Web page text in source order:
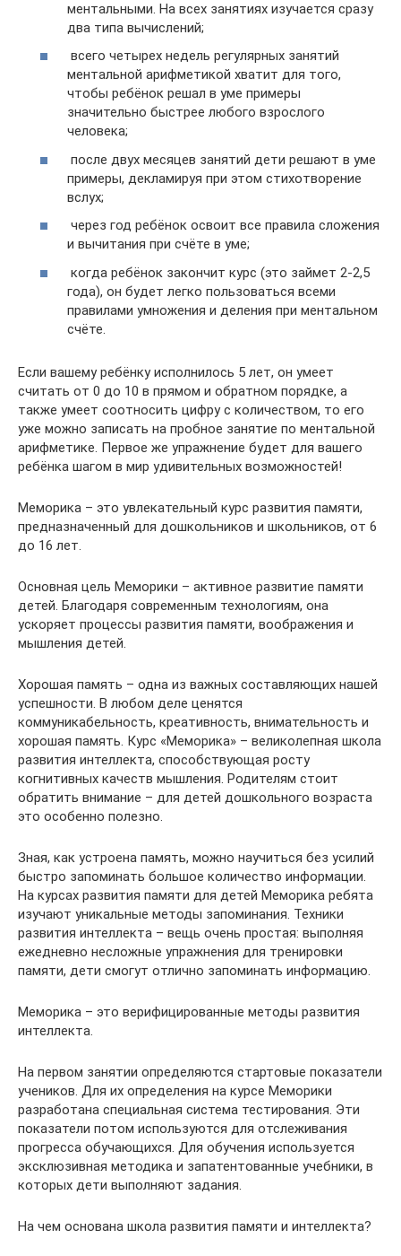
ментальными. На всех занятиях изучается сразу
два типа вычислений;
всего четырех недель регулярных занятий
ментальной арифметикой хватит для того,
чтобы ребёнок решал в уме примеры
значительно быстрее любого взрослого
человека;
после двух месяцев занятий дети решают в уме
примеры, декламируя при этом стихотворение
вслух;
через год ребёнок освоит все правила сложения
и вычитания при счёте в уме;
когда ребёнок закончит курс (это займет 2-2,5
года), он будет легко пользоваться всеми
правилами умножения и деления при ментальном
счёте.
Если вашему ребёнку исполнилось 5 лет, он умеет
считать от 0 до 10 в прямом и обратном порядке, а
также умеет соотносить цифру с количеством, то его
уже можно записать на пробное занятие по ментальной
арифметике. Первое же упражнение будет для вашего
ребёнка шагом в мир удивительных возможностей!
Меморика – это увлекательный курс развития памяти,
предназначенный для дошкольников и школьников, от 6
до 16 лет.
Основная цель Меморики – активное развитие памяти
детей. Благодаря современным технологиям, она
ускоряет процессы развития памяти, воображения и
мышления детей.
Хорошая память – одна из важных составляющих нашей
успешности. В любом деле ценятся
коммуникабельность, креативность, внимательность и
хорошая память. Курс «Меморика» – великолепная школа
развития интеллекта, способствующая росту
когнитивных качеств мышления. Родителям стоит
обратить внимание – для детей дошкольного возраста
это особенно полезно.
Зная, как устроена память, можно научиться без усилий
быстро запоминать большое количество информации.
На курсах развития памяти для детей Меморика ребята
изучают уникальные методы запоминания. Техники
развития интеллекта – вещь очень простая: выполняя
ежедневно несложные упражнения для тренировки
памяти, дети смогут отлично запоминать информацию.
Меморика – это верифицированные методы развития
интеллекта.
На первом занятии определяются стартовые показатели
учеников. Для их определения на курсе Меморики
разработана специальная система тестирования. Эти
показатели потом используются для отслеживания
прогресса обучающихся. Для обучения используется
эксклюзивная методика и запатентованные учебники, в
которых дети выполняют задания.
На чем основана школа развития памяти и интеллекта?